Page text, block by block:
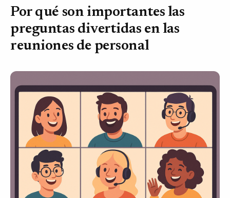
Por qué son importantes las
preguntas divertidas en las
reuniones de personal